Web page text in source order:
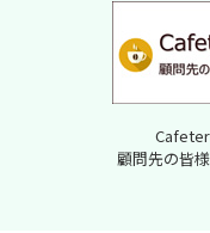
顧問先の皆